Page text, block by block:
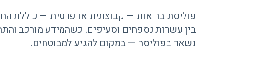
פוליסת בריאות — קבוצתית או פרטית — כוללת
בין עשרות נספחים וסעיפים. כשהמידע מורכב
נשאר בפוליסה — במקום להגיע למבוטחים.